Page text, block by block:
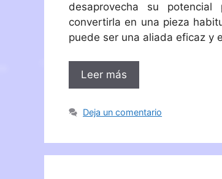
desaprovecha su
convertirla en una pieza
puede ser una aliada eficaz y
Leer más
Deja un comentario